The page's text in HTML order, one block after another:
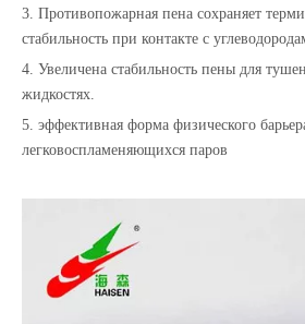
3. Противопожарная пена сохраняет
стабильность при контакте с
4. Увеличена стабильность пены для
жидкостях.
5. эффективная форма физического
легковоспламеняющихся паров